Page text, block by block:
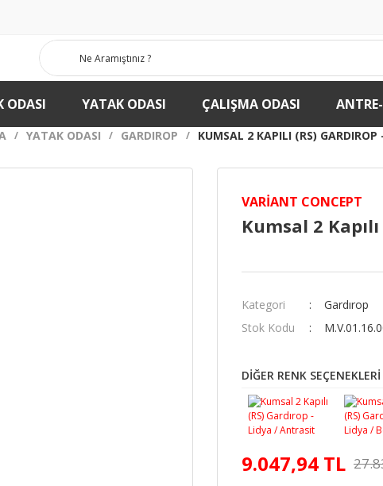
ODASI YATAK ODASI ÇALIŞMA ODASI
YATAK ODASI GARDIROP KUMSAL 2 KAPILI (RS)
VARIANT CONCEPT
Kumsal 2
Kategori
Gardırop
Stok Kodu
DİĞER RENK SEÇENEKLERİ
9.047,94 TL